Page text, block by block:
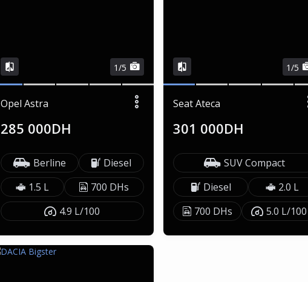
1/5
Opel Astra
285 000DH
Berline
Diesel
1.5 L
700 DHs
4.9 L/100
1/5
Seat Ateca
301 000DH
SUV Compact
Diesel
2.0 L
700 DHs
5.0 L/100